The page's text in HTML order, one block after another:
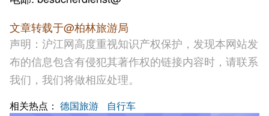
文章转载于@柏林旅游局
声明：沪江网高度重视知识产权保护，发现本网站发
布的信息包含有侵犯其著作权的链接内容时，请联系
我们，我们将做相应处理。
相关热点： 德国旅游 自行车